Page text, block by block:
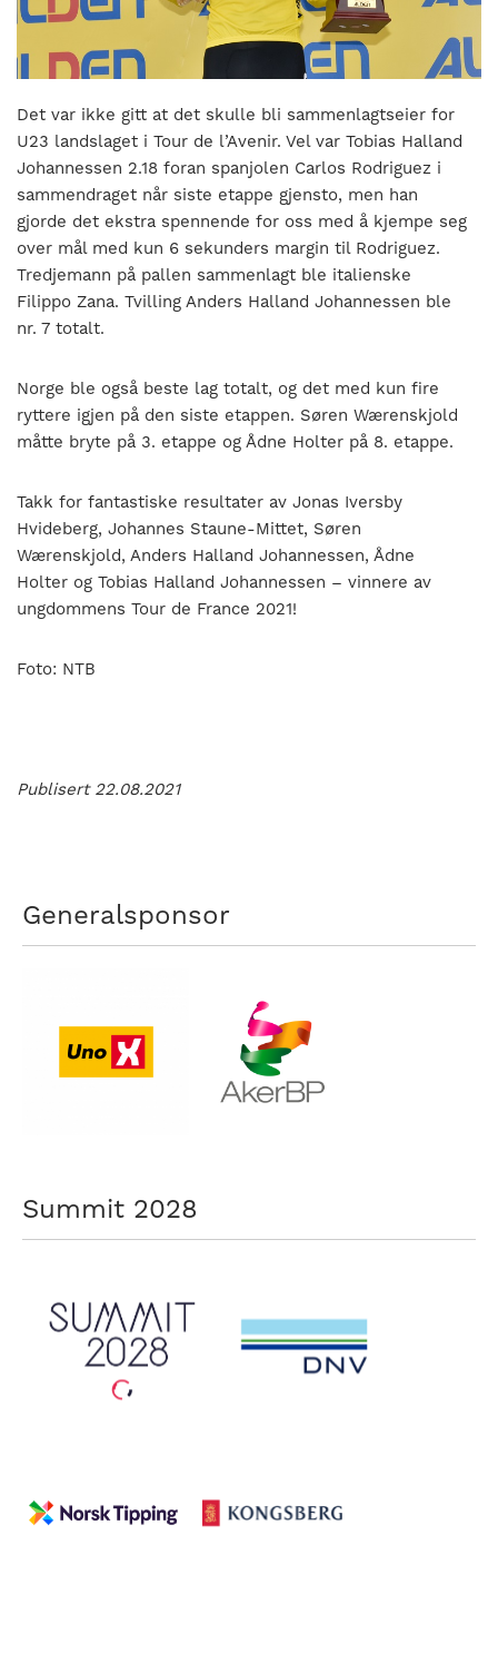
til
bli
en
folkesport.
Det var ikke gitt at det skulle bli sammenlagtseier for
U23 landslaget i Tour de l’Avenir. Vel var Tobias Halland
Johannessen 2.18 foran spanjolen Carlos Rodriguez i
sammendraget når siste etappe gjensto, men han
gjorde det ekstra spennende for oss med å kjempe seg
over mål med kun 6 sekunders margin til Rodriguez.
Tredjemann på pallen sammenlagt ble italienske
Filippo Zana. Tvilling Anders Halland Johannessen ble
nr. 7 totalt.
Norge ble også beste lag totalt, og det med kun fire
ryttere igjen på den siste etappen. Søren Wærenskjold
måtte bryte på 3. etappe og Ådne Holter på 8. etappe.
Takk for fantastiske resultater av Jonas Iversby
Hvideberg, Johannes Staune-Mittet, Søren
Wærenskjold, Anders Halland Johannessen, Ådne
Holter og Tobias Halland Johannessen – vinnere av
ungdommens Tour de France 2021!
Foto: NTB
Publisert 22.08.2021
Generalsponsor
Summit 2028